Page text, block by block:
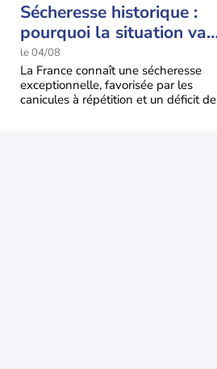
Sécheresse historique :
pourquoi la situation va
encore s'aggraver jusqu'à
la mi-août
le 04/08
La France connaît une sécheresse
exceptionnelle, favorisée par les
canicules à répétition et un déficit de